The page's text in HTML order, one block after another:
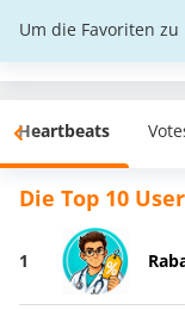
Um die Favoriten zu
Heartbeats
Die Top 10
1